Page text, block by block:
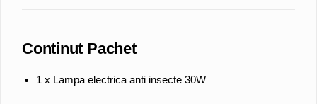
Continut Pachet
1 x Lampa electrica anti insecte 30W